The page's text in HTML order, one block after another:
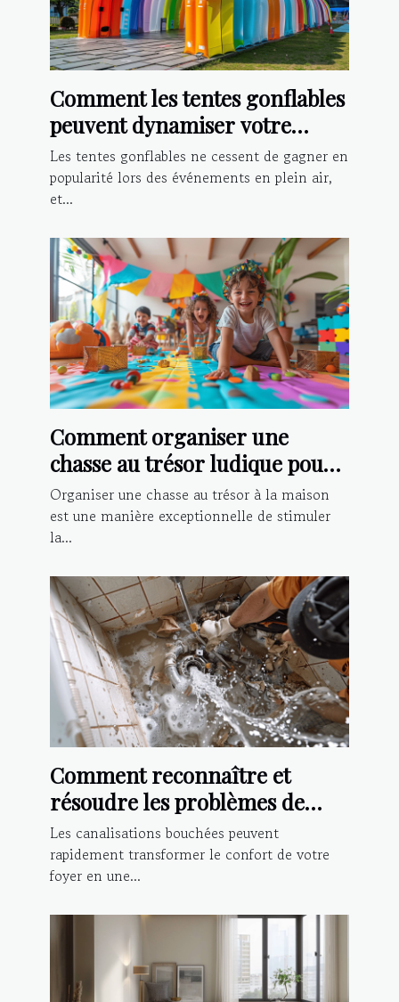
Comment les tentes gonflables
peuvent dynamiser votre
présence lors d'événements
Les tentes gonflables ne cessent de gagner en
popularité lors des événements en plein air,
et...
Comment organiser une
chasse au trésor ludique pour
enfants à la maison
Organiser une chasse au trésor à la maison
est une manière exceptionnelle de stimuler
la...
Comment reconnaître et
résoudre les problèmes de
canalisations bouchées
Les canalisations bouchées peuvent
rapidement transformer le confort de votre
foyer en une...